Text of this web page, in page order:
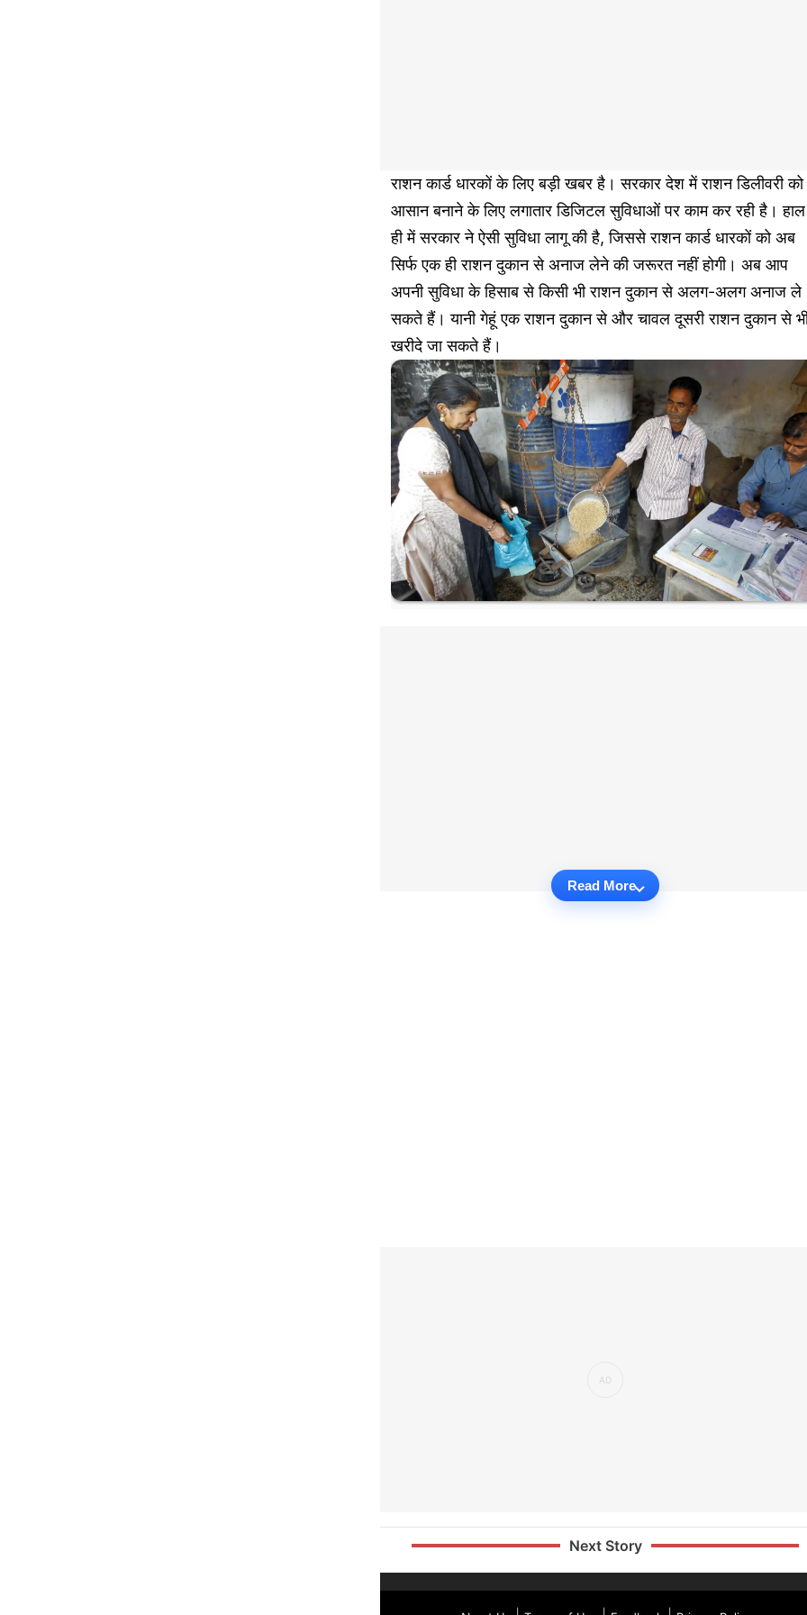
राशन कार्ड धारकों के लिए बड़ी खबर है। सरकार देश में राशन डिलीवरी को
आसान बनाने के लिए लगातार डिजिटल सुविधाओं पर काम कर रही है। हाल
ही में सरकार ने ऐसी सुविधा लागू की है, जिससे राशन कार्ड धारकों को अब
सिर्फ एक ही राशन दुकान से अनाज लेने की जरूरत नहीं होगी। अब आप
अपनी सुविधा के हिसाब से किसी भी राशन दुकान से अलग-अलग अनाज ले
सकते हैं। यानी गेहूं एक राशन दुकान से और चावल दूसरी राशन दुकान से
खरीदे जा सकते हैं।
Read More
Next Story